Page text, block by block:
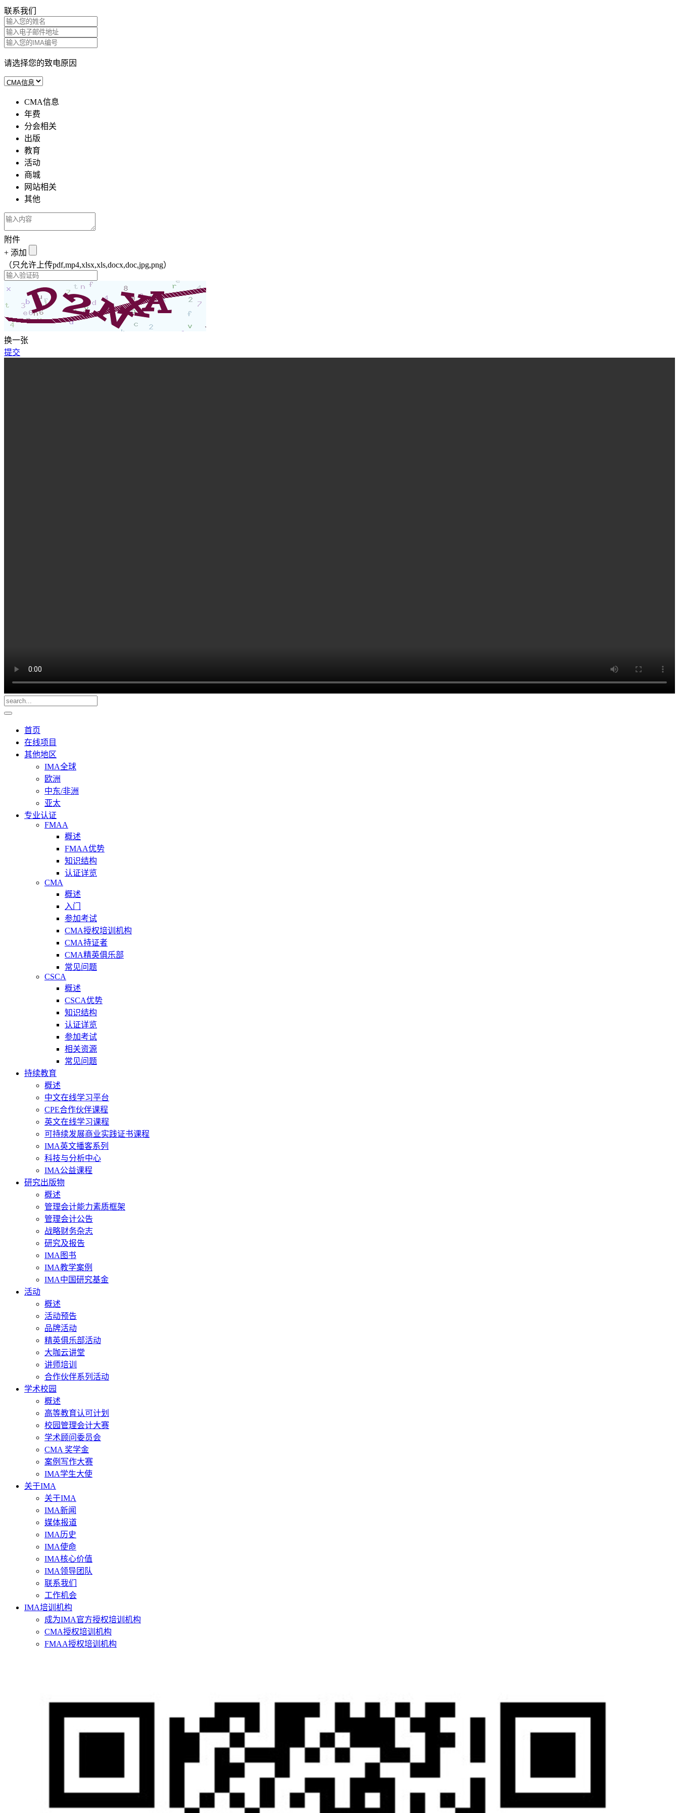
联系我们
请选择您的致电原因
CMA信息
年费
分会相关
出版
教育
活动
商城
网站相关
其他
附件
+ 添加
（只允许上传pdf,mp4,xlsx,xls,docx,doc,jpg,png）
换一张
提交
首页
在线项目
其他地区
IMA全球
欧洲
中东/非洲
亚太
专业认证
FMAA
概述
FMAA优势
知识结构
认证详览
CMA
概述
入门
参加考试
CMA授权培训机构
CMA持证者
CMA精英俱乐部
常见问题
CSCA
概述
CSCA优势
知识结构
认证详览
参加考试
相关资源
常见问题
持续教育
概述
中文在线学习平台
CPE合作伙伴课程
英文在线学习课程
可持续发展商业实践证书课程
IMA英文播客系列
科技与分析中心
IMA公益课程
研究出版物
概述
管理会计能力素质框架
管理会计公告
战略财务杂志
研究及报告
IMA图书
IMA教学案例
IMA中国研究基金
活动
概述
活动预告
品牌活动
精英俱乐部活动
大咖云讲堂
讲师培训
合作伙伴系列活动
学术校园
概述
高等教育认可计划
校园管理会计大赛
学术顾问委员会
CMA 奖学金
案例写作大赛
IMA学生大使
关于IMA
关于IMA
IMA新闻
媒体报道
IMA历史
IMA使命
IMA核心价值
IMA领导团队
联系我们
工作机会
IMA培训机构
成为IMA官方授权培训机构
CMA授权培训机构
FMAA授权培训机构